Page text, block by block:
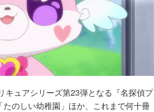
ュアシリーズ第23弾となる『名探偵プ
のしい幼稚園」ほか、これまで何十冊